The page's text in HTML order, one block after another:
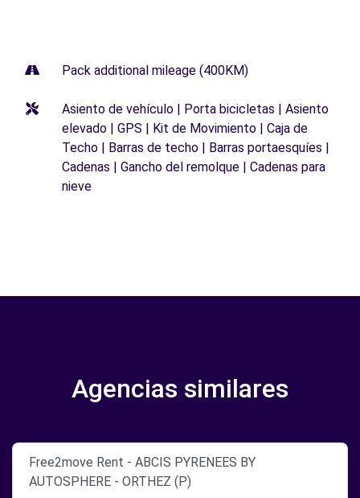
Pack additional mileage (400KM)
Asiento de vehículo | Porta bicicletas | Asiento
elevado | GPS | Kit de Movimiento | Caja de
Techo | Barras de techo | Barras portaesquíes |
Cadenas | Gancho del remolque | Cadenas para
nieve
Agencias similares
Free2move Rent - ABCIS PYRENEES BY
AUTOSPHERE - ORTHEZ (P)